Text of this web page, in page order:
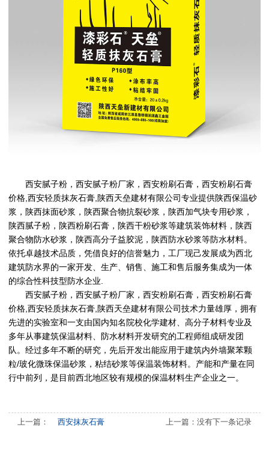
西安腻子粉 ，西安腻子粉厂家 ，西安粉刷石膏 ，西安粉刷石膏
价格 ,西安轻质抹灰石膏, 陕西天垒建材有限公司专业提供陕西保温砂
浆，陕西抹面砂浆，陕西聚合物抗裂砂浆，陕西加气块专用砂浆，
陕西腻子粉，陕西粉刷石膏，陕西干粉砂浆等建筑装饰材料，陕西
聚合物防水砂浆，陕西高分子益胶泥，陕西防水砂浆等防水材料。
依托卓越技术品质，凭借良好的信誉魅力，工厂现己发展成为西北
建筑防水界的一家开发、生产、销售、施工和售后服务集成为一体
的综合性科技型防水企业.
西安腻子粉 ，西安腻子粉厂家 ，西安粉刷石膏 ，西安粉刷石膏
价格 ,西安轻质抹灰石膏, 陕西天垒建材有限公司技术力量雄厚，拥有
先进的实验室和一支由国内知名院校化学建材、高分子材料专业及
多年从事建筑保温材料、防水材料开发研究的工程师组成研发团
队。经过多年不断的研究，先后开发出能应用于建筑内外墙聚苯颗
粒/玻化微珠保温砂浆，粘结砂浆等保温装饰材料。产能和产量在同
行中前列，是目前西北地区较有规模的保温材料生产企业之一。
上一篇： 西安抹灰石膏 上一篇：没有下一条记录